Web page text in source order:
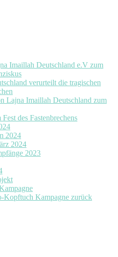
Imaillah Deutschland e.V zum
verurteilt die tragischen
Lajna Imaillah Deutschland zum
des Fastenbrechens
2024
2024
2023
Kopftuch Kampagne zurück